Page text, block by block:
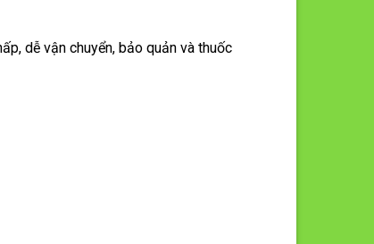
dễ vận chuyển, bảo quản và thuốc